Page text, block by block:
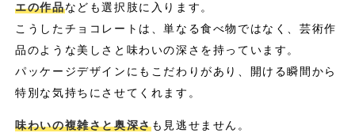
エの作品なども選択肢に入ります。
こうしたチョコレートは、単なる食べ物ではなく、芸術作
品のような美しさと味わいの深さを持っています。
パッケージデザインにもこだわりがあり、開ける瞬間から
特別な気持ちにさせてくれます。
味わいの複雑さと奥深さも見逃せません。